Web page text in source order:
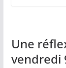
Une
vendredi